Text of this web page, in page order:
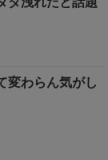
変わらん気がし